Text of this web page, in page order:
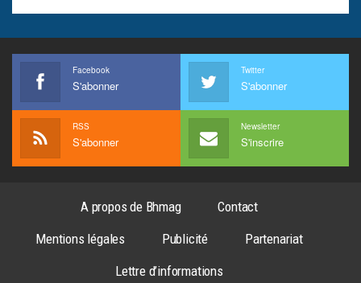
Facebook
S'abonner
Twitter
S'abonner
RSS
S'abonner
Newsletter
S'inscrire
A propos de Bhmag
Contact
Mentions légales
Publicité
Partenariat
Lettre d’informations